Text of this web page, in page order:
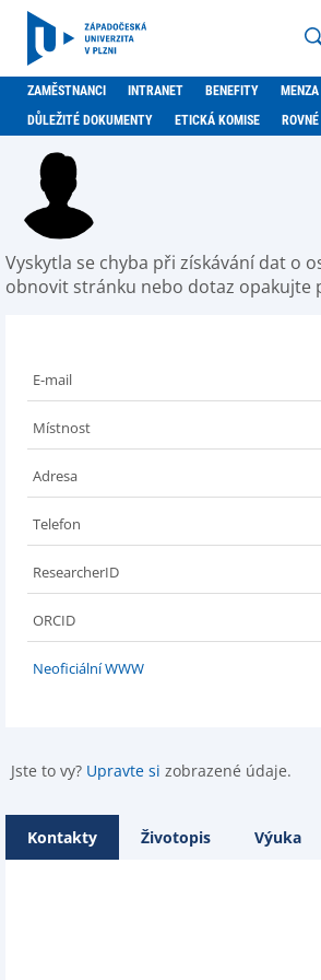
ZAMĚSTNANCI INTRANET BENEFITY
MENZA
DŮLEŽITÉ DOKUMENTY
ETICKÁ KOMISE
Vyskytla se chyba při získávání dat o
obnovit stránku nebo dotaz opakujte
E-mail
Místnost
Adresa
Telefon
ResearcherID
ORCID
Neoficiální WWW
Jste to vy? Upravte si zobrazené údaje.
Kontakty Životopis Výuka